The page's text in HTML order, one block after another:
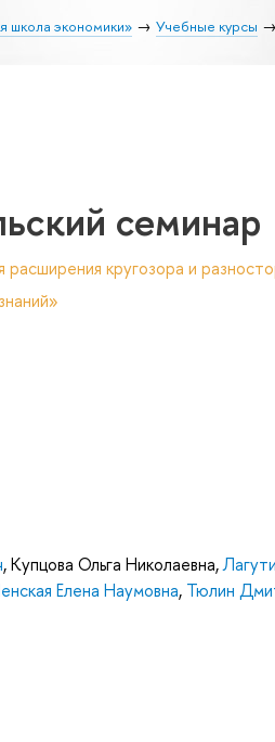
школа экономики» Учебные курсы
семинар
кругозора и
,Купцова Ольга Николаевна,
Елена Наумовна, Тюлин